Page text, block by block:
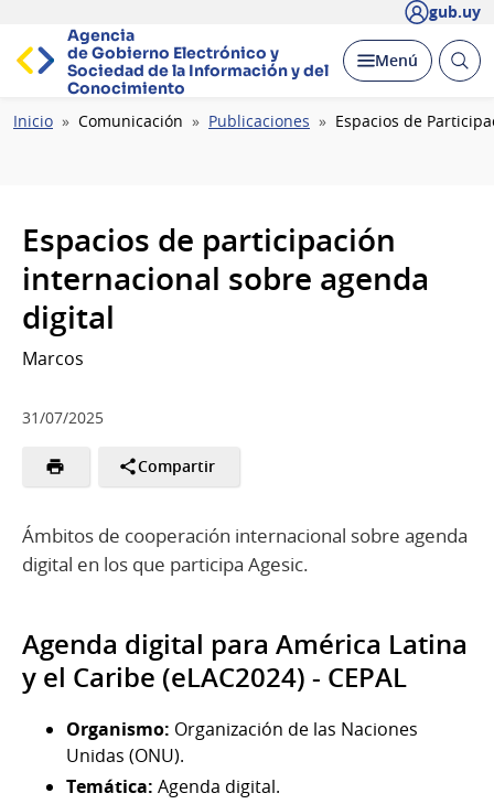
gub.uy
Agencia
de Gobierno Electrónico y
Sociedad de la Información y del
Conocimiento
Desplegar
Menú Abrir
Ruta
Inicio Comunicación Publicaciones Espacios de
Espacios de participación
internacional sobre agenda
digital
Marcos
31/07/2025
Compartir
Ámbitos de cooperación internacional sobre agenda
digital en los que participa Agesic.
Agenda digital para América Latina
y el Caribe (eLAC2024) - CEPAL
Organismo: Organización de las Naciones
Unidas (ONU).
Temática: Agenda digital.